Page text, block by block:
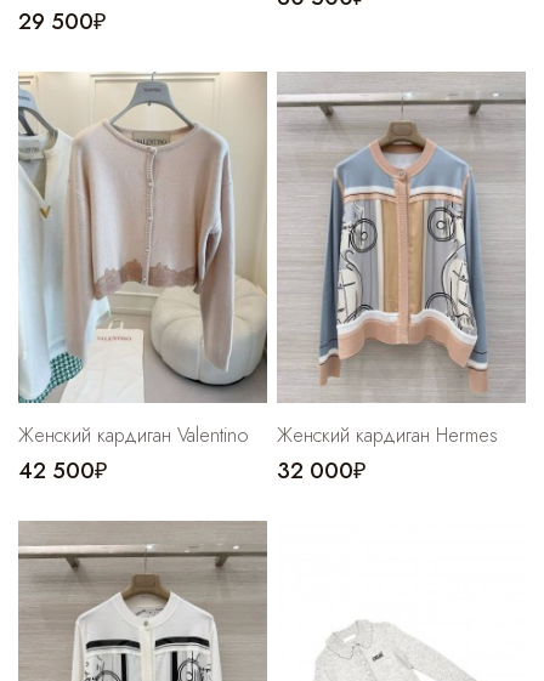
29 500₽
Женский кардиган Valentino
42 500₽
Женский кардиган Hermes
32 000₽